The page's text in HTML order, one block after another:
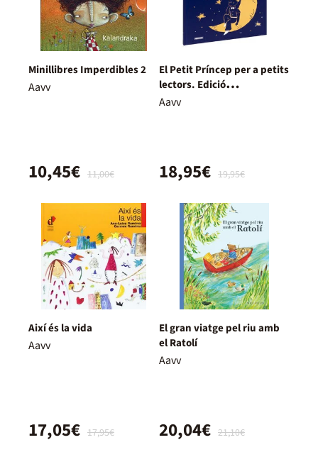
Minillibres Imperdibles 2
Aavv
11,00€
10,45€
El Petit Príncep per a petits
lectors. Edició
col·leccionista
Aavv
19,95€
18,95€
Així és la vida
Aavv
17,95€
17,05€
El gran viatge pel riu amb
el Ratolí
Aavv
21,10€
20,04€